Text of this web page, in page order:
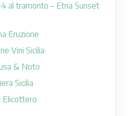
al tramonto – Etna Sunset
Eruzione
Vini Sicilia
& Noto
Sicilia
Elicottero